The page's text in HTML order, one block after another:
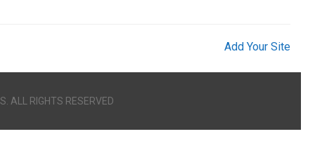
Add Your Site
ALL RIGHTS RESERVED